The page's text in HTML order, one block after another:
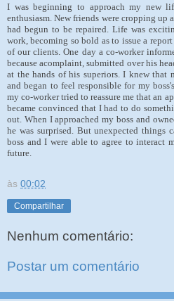
I was beginning to approach my new
enthusiasm. New friends were cropping up
had begun to be repaired. Life was
work, becoming so bold as to issue a
of our clients. One day a co-worker
because acomplaint, submitted over his
at the hands of his superiors. I knew that
and began to feel responsible for my
my co-worker tried to reassure me that an
became convinced that I had to do
out. When I approached my boss and
he was surprised. But unexpected things
boss and I were able to agree to interact
future.
às 00:02
Compartilhar
Nenhum comentário:
Postar um comentário